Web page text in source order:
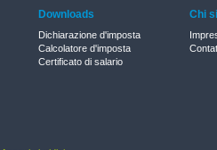
Downloads
Dichiarazione d'imposta
Calcolatore d'imposta
Certificato di salario
Chi